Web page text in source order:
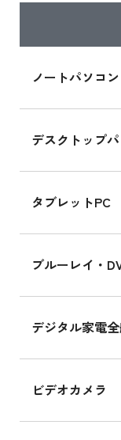
ノートパソコン
デスクトップ
タブレットPC
ブルーレイ・
デジタル家電
ビデオカメラ
ら
iPad
iPad
iPhone
iPhone
iPad
iPad
iPhone